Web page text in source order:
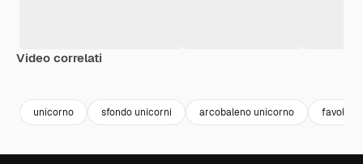
Video correlati
unicorno sfondo unicorni arcobaleno unicorno favole